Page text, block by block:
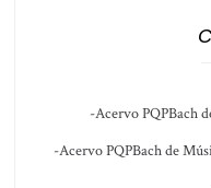
-Acervo PQPBach
-Acervo PQPBach de